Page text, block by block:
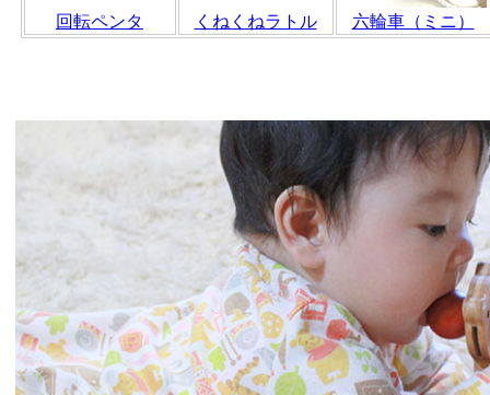
回転ペンタ くねくねラトル 六輪車（ミニ）